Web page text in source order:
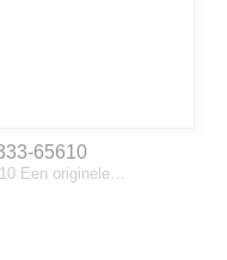
65610
Een originele…